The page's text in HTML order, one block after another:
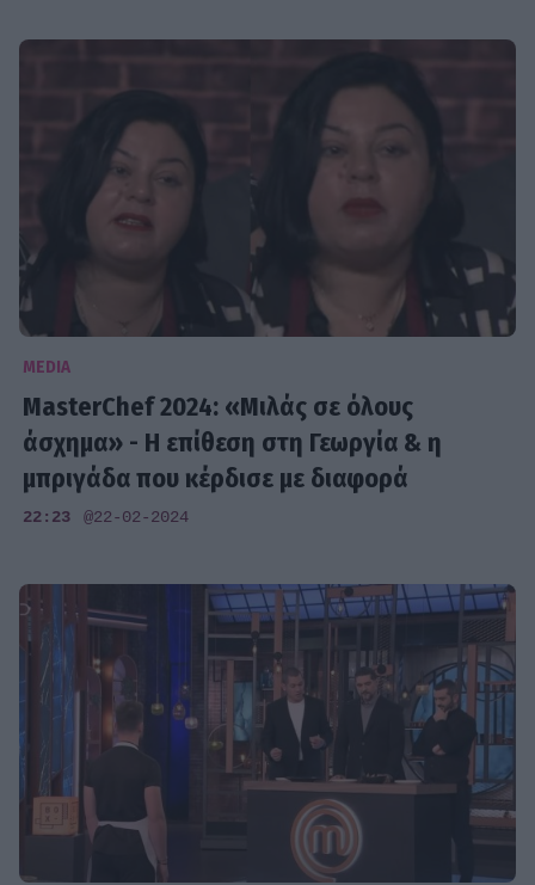
MEDIA
MasterChef 2024: «Μιλάς σε όλους
άσχημα» - Η επίθεση στη Γεωργία & η
μπριγάδα που κέρδισε με διαφορά
22:23 @22-02-2024